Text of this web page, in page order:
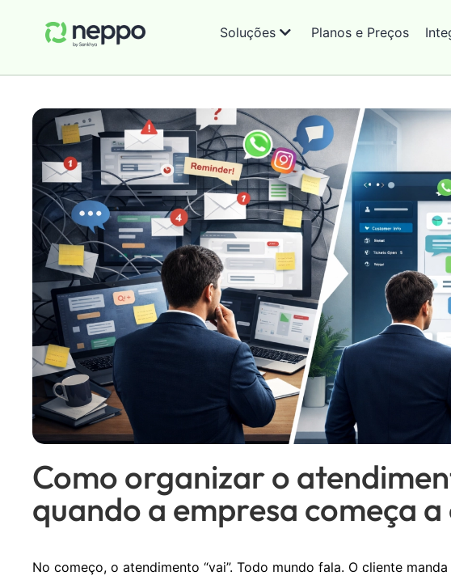
Soluções Planos e Preços
Como organizar o
quando a empresa começa a
No começo, o atendimento “vai”. Todo mundo fala. O cliente